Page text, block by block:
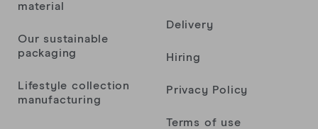
Amandine DELAFOSSE
Top produit ! Respirant et confortable
Sébastien Navaron
material
Our sustainable
packaging
Lifestyle collection
manufacturing
Delivery
Hiring
Privacy Policy
Terms of use